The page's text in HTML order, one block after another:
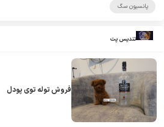
پانسیون سگ
تندیس پت
فروش توله توی پودل